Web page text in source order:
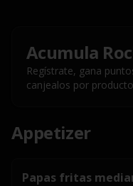
Acumula
Regístrate, gana
canjealos por
Appetizer
Papas fritas